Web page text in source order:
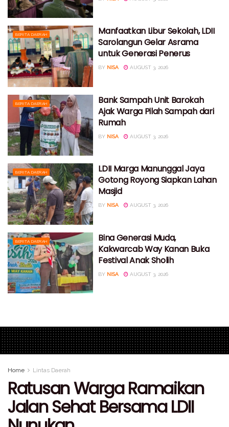
BERITA DAERAH
Manfaatkan Libur Sekolah, LDII
Sarolangun Gelar Asrama
untuk Generasi Penerus
BY NISA AUGUST 3, 2026
BERITA DAERAH
Bank Sampah Unit Barokah
Ajak Warga Pilah Sampah dari
Rumah
BY NISA AUGUST 3, 2026
BERITA DAERAH
LDII Marga Manunggal Jaya
Gotong Royong Siapkan Lahan
Masjid
BY NISA AUGUST 3, 2026
BERITA DAERAH
Bina Generasi Muda,
Kakwarcab Way Kanan Buka
Festival Anak Sholih
BY NISA AUGUST 3, 2026
Home Lintas Daerah
Ratusan Warga Ramaikan
Jalan Sehat Bersama LDII